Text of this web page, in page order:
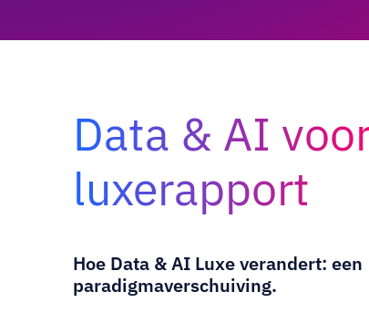
Data & AI
luxerapport
Hoe Data & AI Luxe verandert: een
paradigmaverschuiving.